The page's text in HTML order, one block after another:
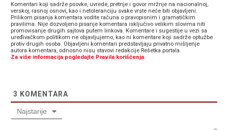
Komentari koji sadrže psovke, uvrede, pretnje i govor mržnje na nacionalnoj,
verskoj, rasnoj osnovi, kao i netoleranciju svake vrste neće biti objavljeni.
Prilikom pisanja komentara vodite računa o pravopisnim i gramatičkim
pravilima. Nije dozvoljeno pisanje komentara isključivo velikim slovima niti
promovisanje drugih sajtova putem linkova. Komentare i sugestije u vezi sa
uređivačkom politikom ne objavljujemo, kao ni komentare koji sadrže optužbe
protiv drugih osoba. Objavljeni komentari predstavljaju privatno mišljenje
autora komentara, odnosno nisu stavovi redakcije Rešetka portala.
Za više informacija pogledajte Pravila korišćenja.
3 KOMENTARA
Najstarije